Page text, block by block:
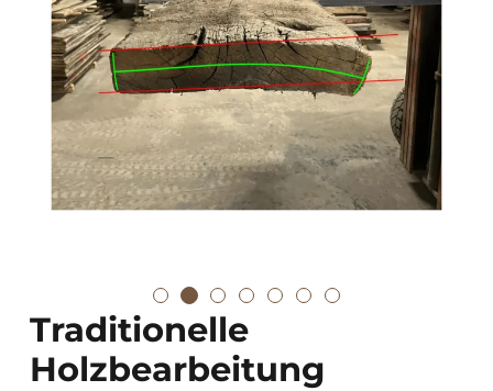
Traditionelle
Holzbearbeitung